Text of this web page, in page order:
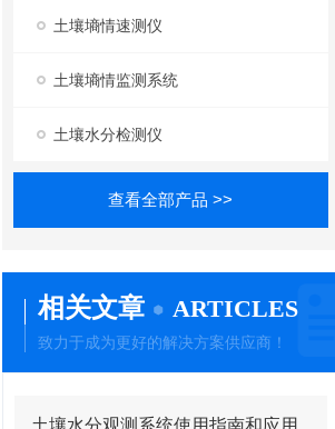
土壤墒情速测仪
土壤墒情监测系统
土壤水分检测仪
查看全部产品 >>
相关文章 ARTICLES
致力于成为更好的解决方案供应商！
土壤水分观测系统使用指南和应用